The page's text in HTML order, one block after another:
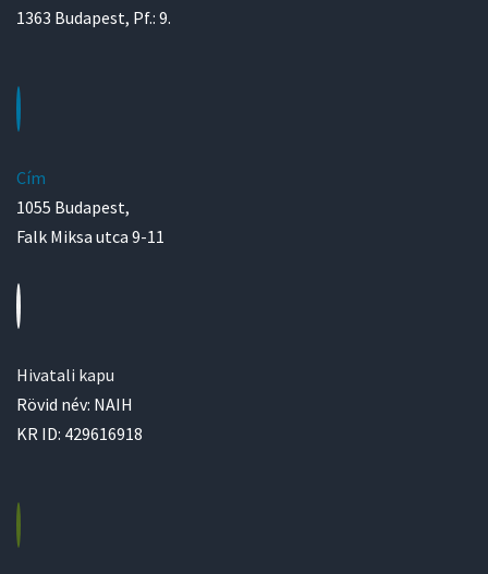
1363 Budapest, Pf.: 9.
Cím
1055 Budapest,
Falk Miksa utca 9-11
Hivatali kapu
Rövid név: NAIH
KR ID: 429616918